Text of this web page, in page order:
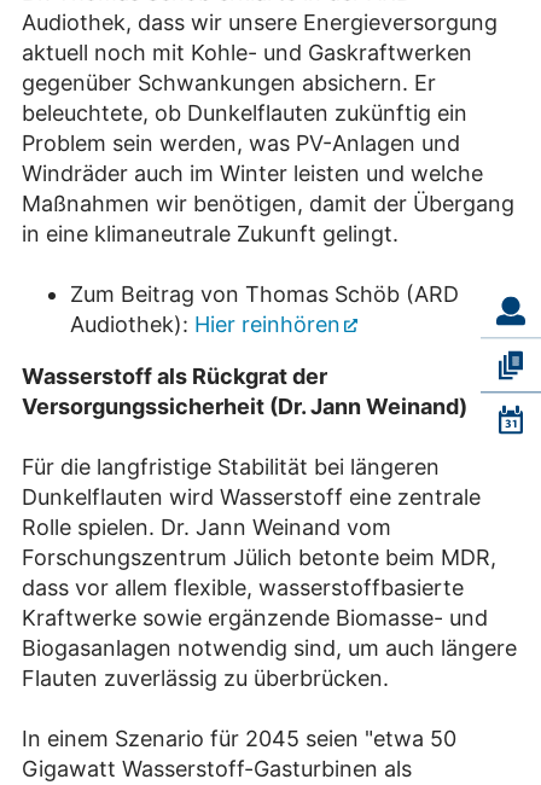
Audiothek, dass wir unsere Energieversorgung
aktuell noch mit Kohle- und Gaskraftwerken
gegenüber Schwankungen absichern. Er
beleuchtete, ob Dunkelflauten zukünftig ein
Problem sein werden, was PV-Anlagen und
Windräder auch im Winter leisten und welche
Maßnahmen wir benötigen, damit der Übergang
in eine klimaneutrale Zukunft gelingt.
Zum Beitrag von Thomas Schöb (ARD
Audiothek): Hier reinhören
Wasserstoff als Rückgrat der
Versorgungssicherheit (Dr. Jann Weinand)
Für die langfristige Stabilität bei längeren
Dunkelflauten wird Wasserstoff eine zentrale
Rolle spielen. Dr. Jann Weinand vom
Forschungszentrum Jülich betonte beim MDR,
dass vor allem flexible, wasserstoffbasierte
Kraftwerke sowie ergänzende Biomasse- und
Biogasanlagen notwendig sind, um auch längere
Flauten zuverlässig zu überbrücken.
In einem Szenario für 2045 seien "etwa 50
Gigawatt Wasserstoff-Gasturbinen als